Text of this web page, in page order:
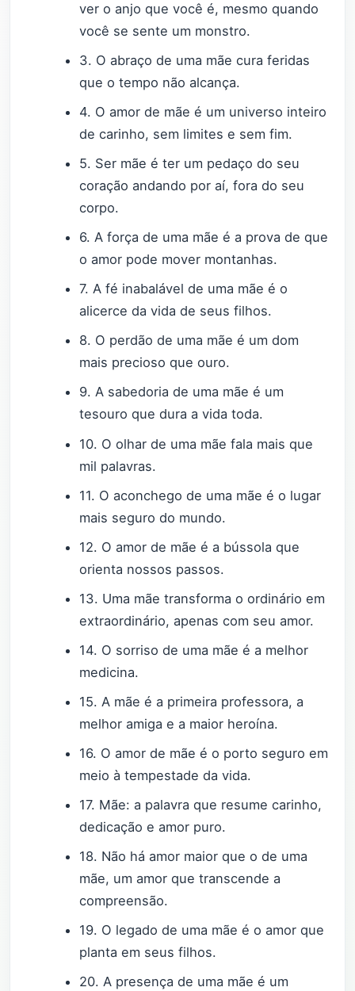
ver o anjo que você é, mesmo quando
você se sente um monstro.
3. O abraço de uma mãe cura feridas
que o tempo não alcança.
4. O amor de mãe é um universo inteiro
de carinho, sem limites e sem fim.
5. Ser mãe é ter um pedaço do seu
coração andando por aí, fora do seu
corpo.
6. A força de uma mãe é a prova de que
o amor pode mover montanhas.
7. A fé inabalável de uma mãe é o
alicerce da vida de seus filhos.
8. O perdão de uma mãe é um dom
mais precioso que ouro.
9. A sabedoria de uma mãe é um
tesouro que dura a vida toda.
10. O olhar de uma mãe fala mais que
mil palavras.
11. O aconchego de uma mãe é o lugar
mais seguro do mundo.
12. O amor de mãe é a bússola que
orienta nossos passos.
13. Uma mãe transforma o ordinário em
extraordinário, apenas com seu amor.
14. O sorriso de uma mãe é a melhor
medicina.
15. A mãe é a primeira professora, a
melhor amiga e a maior heroína.
16. O amor de mãe é o porto seguro em
meio à tempestade da vida.
17. Mãe: a palavra que resume carinho,
dedicação e amor puro.
18. Não há amor maior que o de uma
mãe, um amor que transcende a
compreensão.
19. O legado de uma mãe é o amor que
planta em seus filhos.
20. A presença de uma mãe é um